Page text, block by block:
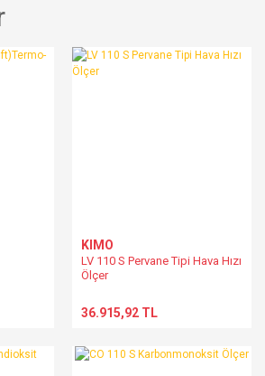
KIMO
LV 110 S Pervane Tipi Hava Hızı
Ölçer
36.915,92 TL